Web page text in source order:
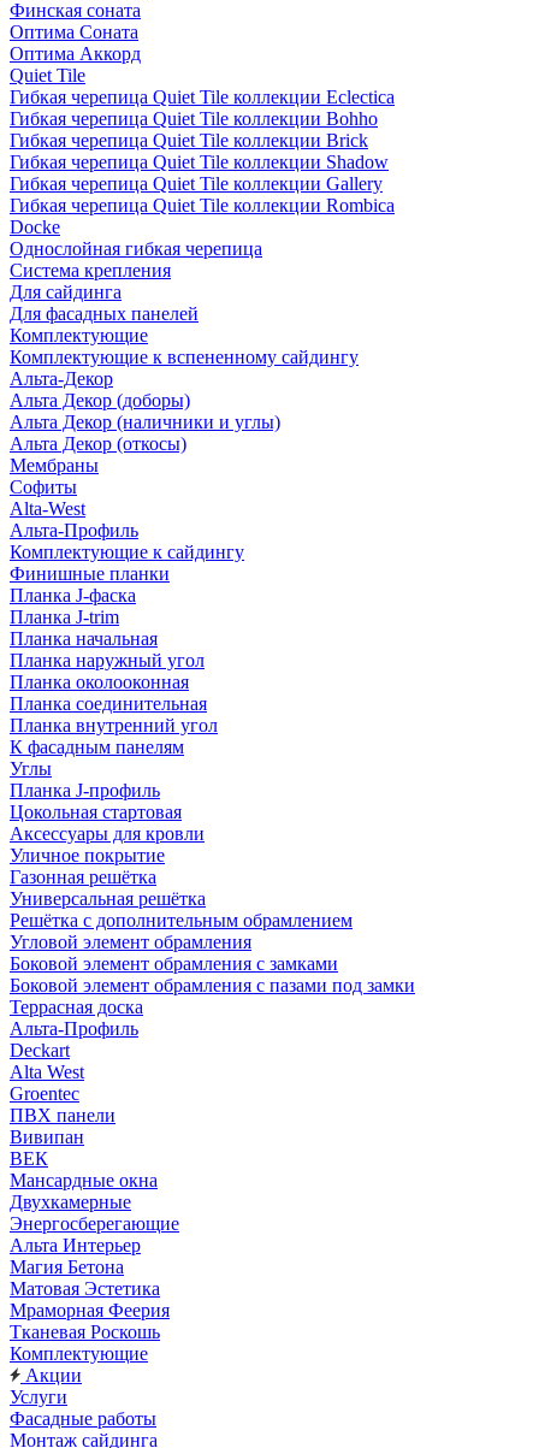
Финская соната
Оптима Соната
Оптима Аккорд
Quiet Tile
Гибкая черепица Quiet Tile коллекции Eclectica
Гибкая черепица Quiet Tile коллекции Bohho
Гибкая черепица Quiet Tile коллекции Brick
Гибкая черепица Quiet Tile коллекции Shadow
Гибкая черепица Quiet Tile коллекции Gallery
Гибкая черепица Quiet Tile коллекции Rombica
Docke
Однослойная гибкая черепица
Система крепления
Для сайдинга
Для фасадных панелей
Комплектующие
Комплектующие к вспененному сайдингу
Альта-Декор
Альта Декор (доборы)
Альта Декор (наличники и углы)
Альта Декор (откосы)
Мембраны
Софиты
Alta-West
Альта-Профиль
Комплектующие к сайдингу
Финишные планки
Планка J-фаска
Планка J-trim
Планка начальная
Планка наружный угол
Планка околооконная
Планка соединительная
Планка внутренний угол
К фасадным панелям
Углы
Планка J-профиль
Цокольная стартовая
Аксессуары для кровли
Уличное покрытие
Газонная решётка
Универсальная решётка
Решётка с дополнительным обрамлением
Угловой элемент обрамления
Боковой элемент обрамления с замками
Боковой элемент обрамления с пазами под замки
Террасная доска
Альта-Профиль
Deckart
Alta West
Groentec
ПВХ панели
Вивипан
ВЕК
Мансардные окна
Двухкамерные
Энергосберегающие
Альта Интерьер
Магия Бетона
Матовая Эстетика
Мраморная Феерия
Тканевая Роскошь
Комплектующие
Акции
Услуги
Фасадные работы
Монтаж сайдинга